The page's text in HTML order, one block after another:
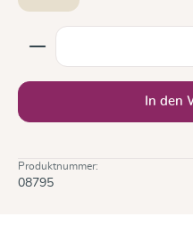
Produkt Anzahl: Gib
In den
Produktnummer:
08795